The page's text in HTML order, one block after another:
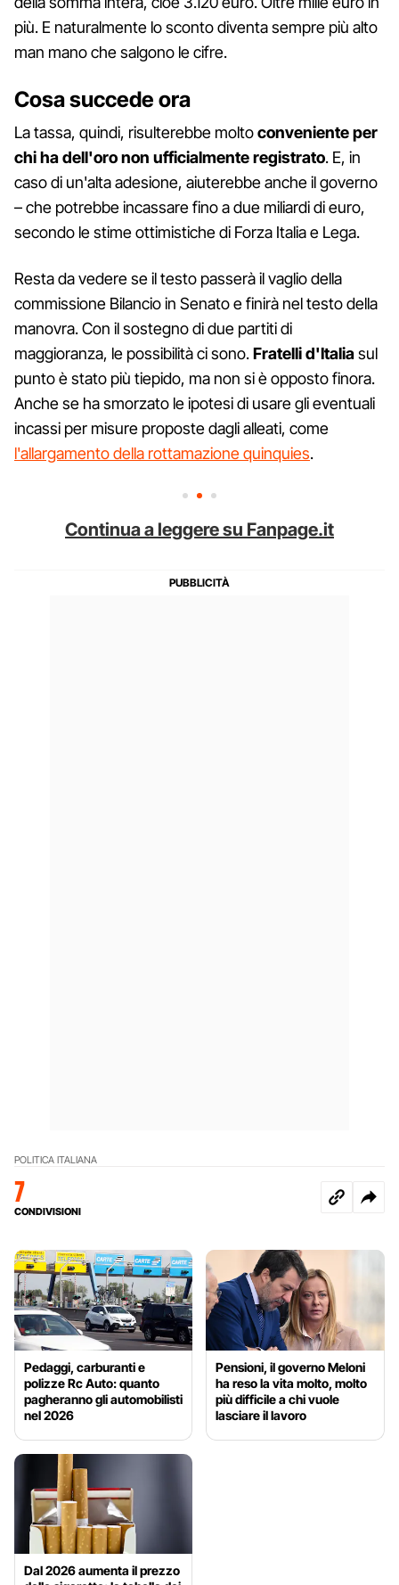
più. E naturalmente lo sconto diventa sempre più alto
man mano che salgono le cifre.
Cosa succede ora
La tassa, quindi, risulterebbe moltoconveniente per
chi ha dell'oro non ufficialmente registrato. E, in
caso di un'alta adesione, aiuterebbe anche il governo
– che potrebbe incassare fino a due miliardi di euro,
secondo le stime ottimistiche di Forza Italia e Lega.
Resta da vedere se il testo passerà il vaglio della
commissione Bilancio in Senato e finirà nel testo della
manovra. Con il sostegno di due partiti di
maggioranza, le possibilità ci sono.Fratelli d'Italiasul
punto è stato più tiepido, ma non si è opposto finora.
Anche se ha smorzato le ipotesi di usare gli eventuali
incassi per misure proposte dagli alleati, come
l'allargamento della rottamazione quinquies.
Continua a leggere su Fanpage.it
POLITICA ITALIANA
7
CONDIVISIONI
Pedaggi, carburanti e
polizze Rc Auto: quanto
pagheranno gli automobilisti
nel 2026
Pensioni, il governo Meloni
ha reso la vita molto, molto
più difficile a chi vuole
lasciare il lavoro
Dal 2026 aumenta il prezzo